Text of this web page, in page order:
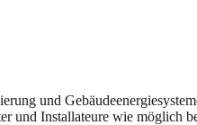
und
und Installateure wie möglich